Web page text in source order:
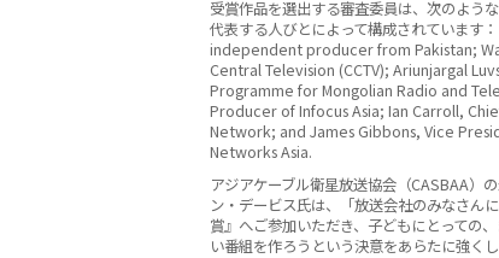
受賞作品を選出する審査委員は、次のよう
代表する人びとによって構成されていま
independent producer from Pakistan;
Central Television (CCTV); Ariunjargal
Programme for Mongolian Radio and
Producer of Infocus Asia; Ian Carroll,
Network; and James Gibbons, Vice
Networks Asia.
アジアケーブル衛星放送協会（CASBAA）
ン・デービス氏は、「放送会社のみなさん
賞』へご参加いただき、子どもにとっての
い番組を作ろうという決意をあらたに強く